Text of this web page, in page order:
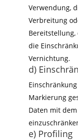
Verwendung,
Verbreitung
die
Vernichtung.
d)
Markierung
Daten mit
e) Profiling